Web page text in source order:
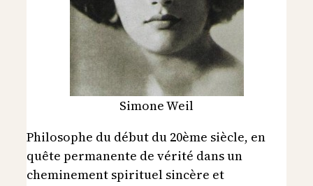
Simone Weil
Philosophe du début du 20ème siècle, en
quête permanente de vérité dans un
cheminement spirituel sincère et